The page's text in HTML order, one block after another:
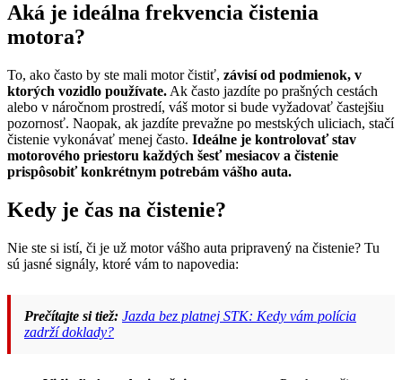
Aká je ideálna frekvencia čistenia
motora?
To, ako často by ste mali motor čistiť, závisí od podmienok, v
ktorých vozidlo používate. Ak často jazdíte po prašných cestách
alebo v náročnom prostredí, váš motor si bude vyžadovať častejšiu
pozornosť. Naopak, ak jazdíte prevažne po mestských uliciach, stačí
čistenie vykonávať menej často. Ideálne je kontrolovať stav
motorového priestoru každých šesť mesiacov a čistenie
prispôsobiť konkrétnym potrebám vášho auta.
Kedy je čas na čistenie?
Nie ste si istí, či je už motor vášho auta pripravený na čistenie? Tu
sú jasné signály, ktoré vám to napovedia:
Prečítajte si tiež: Jazda bez platnej STK: Kedy vám polícia
zadrží doklady?